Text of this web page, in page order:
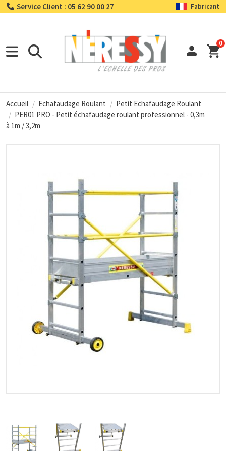
Service Client : 05 62 90 00 27 Fabricant
0
Accueil Echafaudage Roulant
Petit Echafaudage Roulant
PER01 PRO - Petit échafaudage roulant professionnel - 0,3m
à 1m / 3,2m